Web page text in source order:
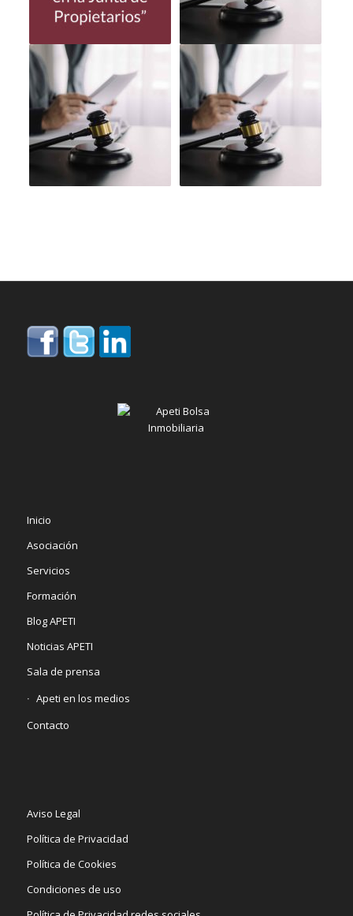
Inicio
Asociación
Servicios
Formación
Blog APETI
Noticias APETI
Sala de prensa
Apeti en los medios
Contacto
Aviso Legal
Política de Privacidad
Política de Cookies
Condiciones de uso